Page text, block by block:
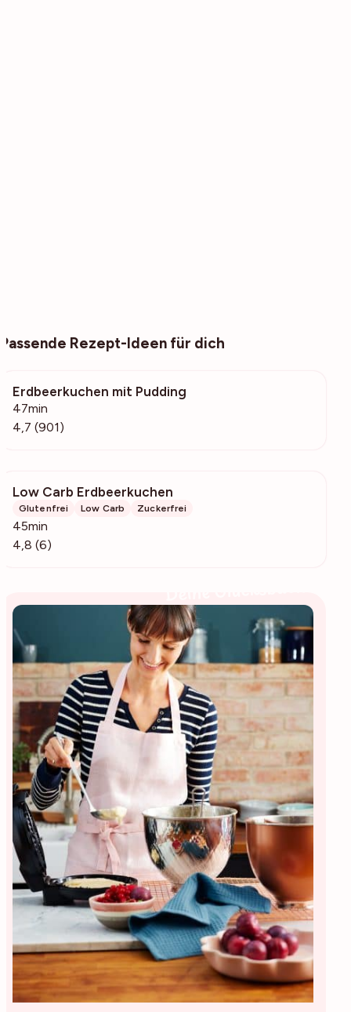
Passende Rezept-Ideen für dich
Erdbeerkuchen mit Pudding
47min
4,7 (901)
Low Carb Erdbeerkuchen
Glutenfrei Low Carb Zuckerfrei
45min
4,8 (6)